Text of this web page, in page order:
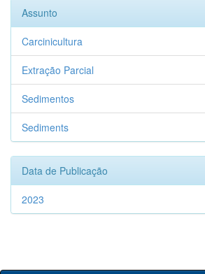
Assunto
Carcinicultura
Extração Parcial
Sedimentos
Sediments
Data de Publicação
2023